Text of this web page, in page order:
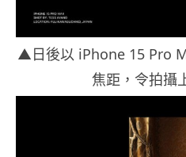
▲日後以 iPhone 15 Pro
焦距，令拍攝